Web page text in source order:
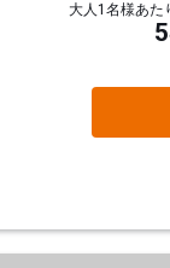
大人1名様あた